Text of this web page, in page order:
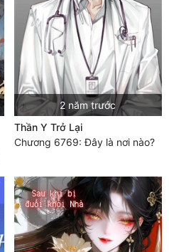
2 năm trước
Thần Y Trở Lại
Chương 6769: Đây là nơi nào?